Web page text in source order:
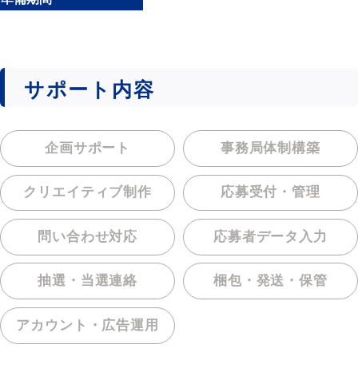
サポート内容
企画サポート 事務局体制構築
クリエイティブ制作 応募受付・管理
問い合わせ対応 応募者データ入力
抽選・当選連絡 梱包・発送・保管
アカウント・ 広告運用